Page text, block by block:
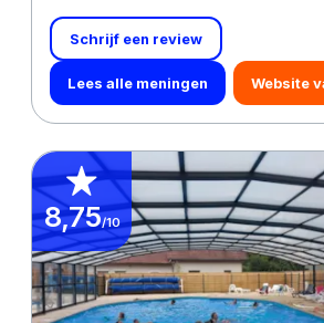
Schrijf een review
Lees alle meningen Website
8,75/10